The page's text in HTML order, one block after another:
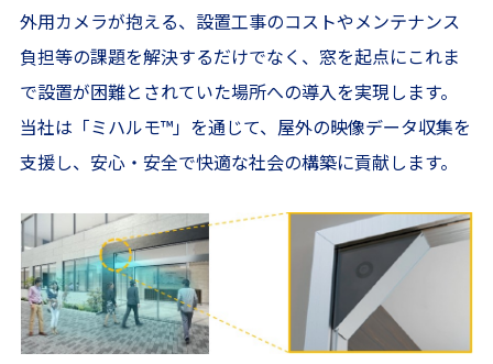
外用カメラが抱える、設置工事のコストやメンテナンス
負担等の課題を解決するだけでなく、窓を起点にこれま
で設置が困難とされていた場所への導入を実現します。
当社は「ミハルモ™」を通じて、屋外の映像データ収集を
支援し、安心・安全で快適な社会の構築に貢献します。